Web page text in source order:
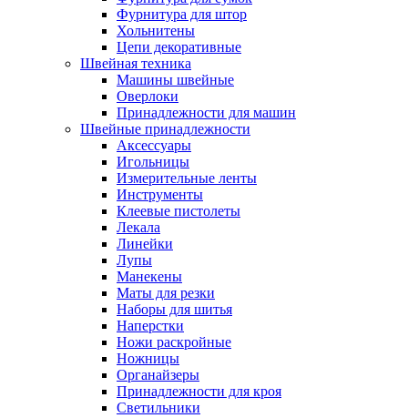
Фурнитура для штор
Хольнитены
Цепи декоративные
Швейная техника
Машины швейные
Оверлоки
Принадлежности для машин
Швейные принадлежности
Аксессуары
Игольницы
Измерительные ленты
Инструменты
Клеевые пистолеты
Лекала
Линейки
Лупы
Манекены
Маты для резки
Наборы для шитья
Наперстки
Ножи раскройные
Ножницы
Органайзеры
Принадлежности для кроя
Светильники